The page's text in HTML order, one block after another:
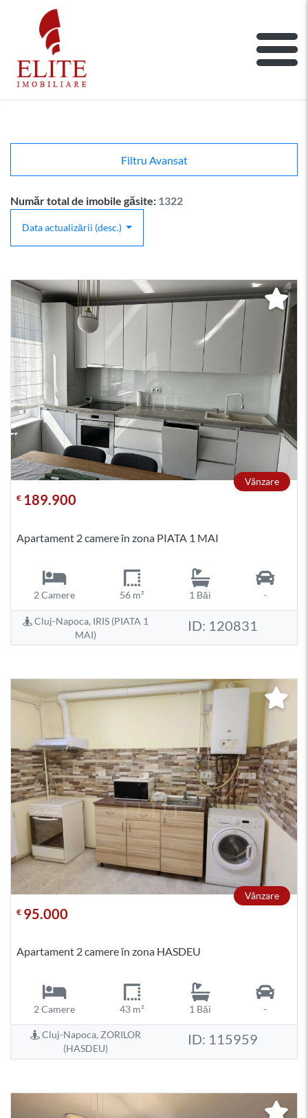
ELITE IMOBILIARE
Main Nav
Filtru Avansat
Număr total de imobile găsite: 1322
Data actualizării (desc.)
Vânzare
€ 189.900
Apartament 2 camere în zona PIATA 1 MAI
2 Camere 56 m² 1 Băi -
Cluj-Napoca, IRIS (PIATA 1
MAI)
ID: 120831
Vânzare
€ 95.000
Apartament 2 camere în zona HASDEU
2 Camere 43 m² 1 Băi -
Cluj-Napoca, ZORILOR
(HASDEU)
ID: 115959